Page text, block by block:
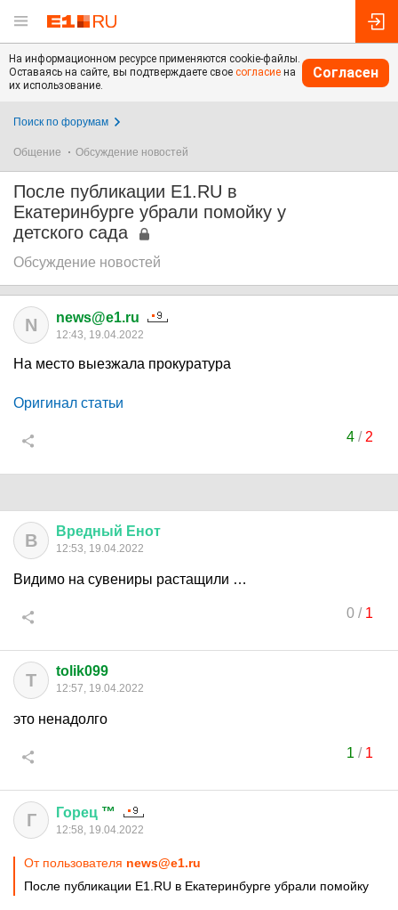
На информационном ресурсе применяются cookie-файлы.
Оставаясь на сайте, вы подтверждаете свое согласие на
их использование.
Согласен
Поиск по форумам
Общение Обсуждение новостей
После публикации E1.RU в
Екатеринбурге убрали помойку у
детского сада
Обсуждение новостей
N news@e1.ru
12:43, 19.04.2022
На место выезжала прокуратура
Оригинал статьи
4/ 2
В Вредный Енот
12:53, 19.04.2022
Видимо на сувениры растащили …
0/ 1
T tolik099
12:57, 19.04.2022
это ненадолго
1 / 1
Г Горец ™
12:58, 19.04.2022
От пользователя news@e1.ru
После публикации E1.RU в Екатеринбурге убрали помойку